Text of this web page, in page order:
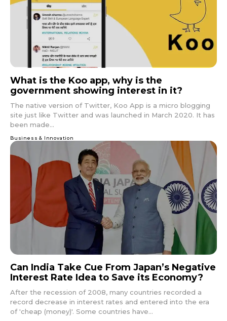
What is the Koo app, why is the
government showing interest in it?
The native version of Twitter, Koo App is a micro blogging
site just like Twitter and was launched in March 2020. It has
been made...
Business & Innovation
Can India Take Cue From Japan’s Negative
Interest Rate Idea to Save its Economy?
After the recession of 2008, many countries recorded a
record decrease in interest rates and entered into the era
of 'cheap (money)'. Some countries have...